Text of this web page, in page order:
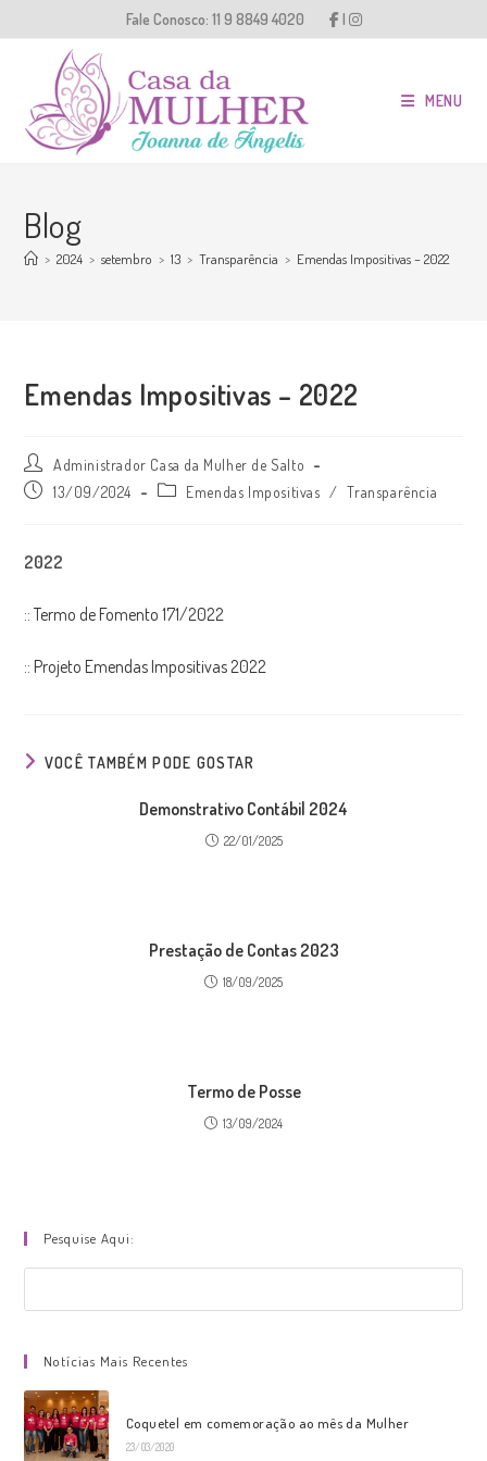
para
Fale Conosco: 11 9 8849 4020 |
MENU
Blog
> 2024 > setembro > 13 > Transparência > Emendas Impositivas – 2022
Emendas Impositivas – 2022
Autor
do
post:
Administrador Casa da Mulher de Salto
Post 13/09/2024
CategoriaEmendas Impositivas / Transparência
2022
:: Termo de Fomento 171/2022
:: Projeto Emendas Impositivas 2022
VOCÊ TAMBÉM PODE GOSTAR
Demonstrativo Contábil 2024
22/01/2025
Prestação de Contas 2023
18/09/2025
Termo de Posse
13/09/2024
Pesquise Aqui:
a
Notícias Mais Recentes
Coquetel em comemoração ao mês da Mulher
23/03/2020